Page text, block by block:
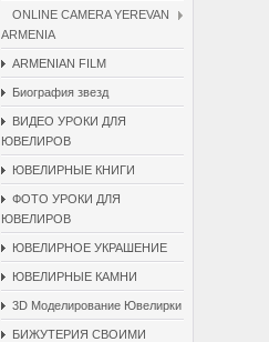
ONLINE CAMERA YEREVAN
ARMENIA
ARMENIAN FILM
Биография звезд
ВИДЕО УРОКИ ДЛЯ
ЮВЕЛИРОВ
ЮВЕЛИРНЫЕ КНИГИ
ФОТО УРОКИ ДЛЯ
ЮВЕЛИРОВ
ЮВЕЛИРНОЕ УКРАШЕНИЕ
ЮВЕЛИРНЫЕ КАМНИ
3D Моделирование Ювелирки
БИЖУТЕРИЯ СВОИМИ